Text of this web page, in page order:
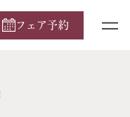
フェア予約